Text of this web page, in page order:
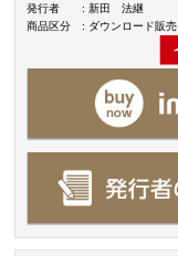
発行者
: 新田 法継
商品区分
: ダウンロード販売